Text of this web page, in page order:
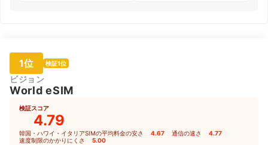
1位 検証1位
ビジョン
World eSIM
検証スコア
4.79
韓国・ハワイ・イタリアSIMの平均料金の安さ 4.67 通信の速さ 4.77
速度制限のかかりにくさ 5.00